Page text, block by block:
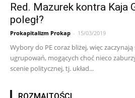
Red. Mazurek kontra Kaja
poległ?
Prokapitalizm Prokap - 15/03/2019
Wybory do PE coraz bliżej, więc
ugrupowań, mogących choć nieco
scenie politycznej, tj. układ...